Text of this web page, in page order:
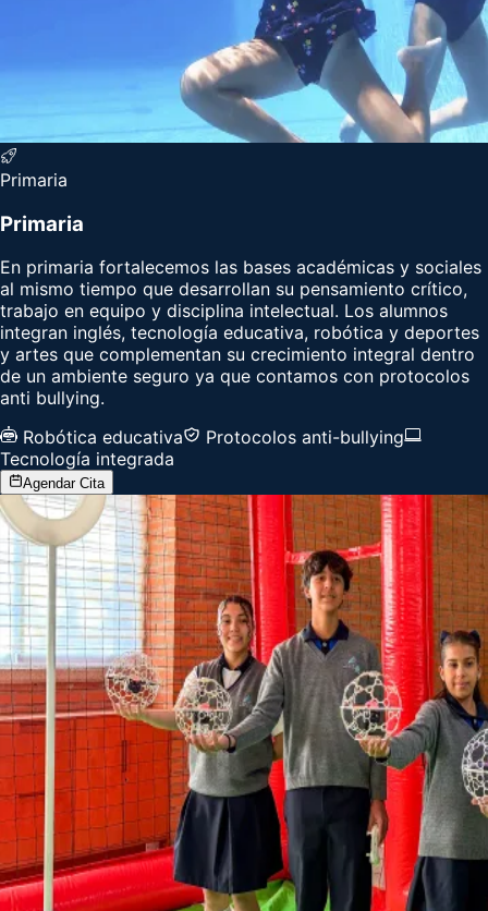
Primaria
Primaria
En primaria fortalecemos las bases académicas y sociales
al mismo tiempo que desarrollan su pensamiento crítico,
trabajo en equipo y disciplina intelectual. Los alumnos
integran inglés, tecnología educativa, robótica y deportes
y artes que complementan su crecimiento integral dentro
de un ambiente seguro ya que contamos con protocolos
anti bullying.
Robótica educativa
Protocolos anti-bullying
Tecnología integrada
Agendar Cita